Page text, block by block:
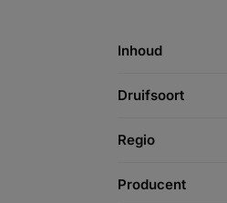
Inhoud
Druifsoort
Regio
Producent